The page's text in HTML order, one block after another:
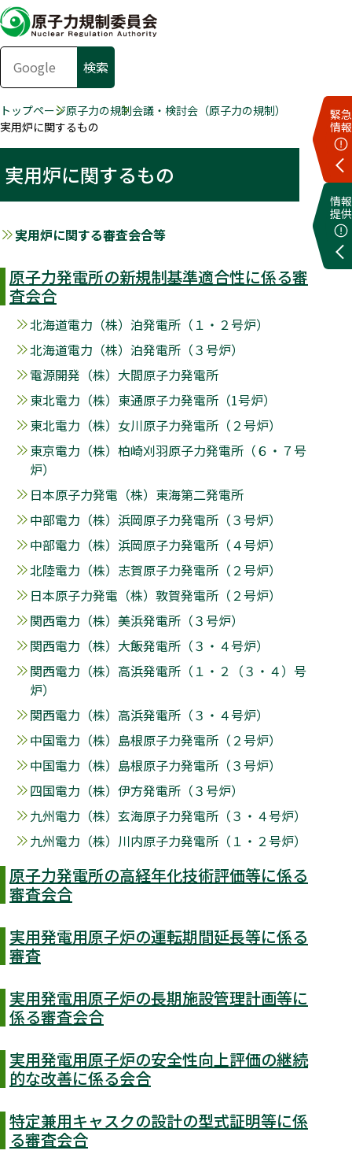
緊急
情報
情報
提供
トップページ原子力の規制会議・検討会（原子力の規制）
実用炉に関するもの
実用炉に関するもの
実用炉に関する審査会合等
原子力発電所の新規制基準適合性に係る審
査会合
北海道電力（株）泊発電所（１・２号炉）
北海道電力（株）泊発電所（３号炉）
電源開発（株）大間原子力発電所
東北電力（株）東通原子力発電所（1号炉）
東北電力（株）女川原子力発電所（２号炉）
東京電力（株）柏崎刈羽原子力発電所（６・７号
炉）
日本原子力発電（株）東海第二発電所
中部電力（株）浜岡原子力発電所（３号炉）
中部電力（株）浜岡原子力発電所（４号炉）
北陸電力（株）志賀原子力発電所（２号炉）
日本原子力発電（株）敦賀発電所（２号炉）
関西電力（株）美浜発電所（３号炉）
関西電力（株）大飯発電所（３・４号炉）
関西電力（株）高浜発電所（１・２（３・４）号
炉）
関西電力（株）高浜発電所（３・４号炉）
中国電力（株）島根原子力発電所（２号炉）
中国電力（株）島根原子力発電所（３号炉）
四国電力（株）伊方発電所（３号炉）
九州電力（株）玄海原子力発電所（３・４号炉）
九州電力（株）川内原子力発電所（１・２号炉）
原子力発電所の高経年化技術評価等に係る
審査会合
実用発電用原子炉の運転期間延長等に係る
審査
実用発電用原子炉の長期施設管理計画等に
係る審査会合
実用発電用原子炉の安全性向上評価の継続
的な改善に係る会合
特定兼用キャスクの設計の型式証明等に係
る審査会合